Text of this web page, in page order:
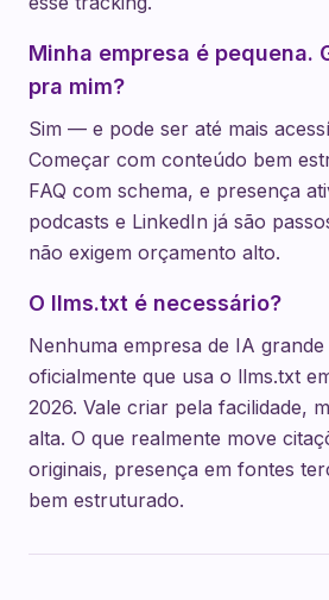
Minha empresa é pequena.
pra mim?
Sim — e pode ser até mais
Começar com conteúdo bem
FAQ com schema, e presença
podcasts e LinkedIn já são
não exigem orçamento alto.
O llms.txt é necessário?
Nenhuma empresa de IA
oficialmente que usa o llms.txt
2026. Vale criar pela facilidade,
alta. O que realmente move
originais, presença em fontes
bem estruturado.